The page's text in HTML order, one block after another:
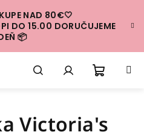
NAD 80€🤍
DO 15.00 DORUČUJEME
📦
košík
Victoria's